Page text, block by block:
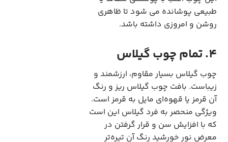
طبیعی پوشانده می شود تا ظاهری
روشن و امروزی داشته باشد.
4. تمام چوب گیلاس
چوب گیلاس بسیار مقاوم، ارزشمند و
زیباست. بافت چوب گیلاس ریز و رنگ
آن قرمز یا قهوه‌ای مایل به قرمز است.
ویژگی منحصر به فرد گیلاس این است
که با افزایش سن و قرار گرفتن در
معرض نور خورشید رنگ آن تیره‌تر